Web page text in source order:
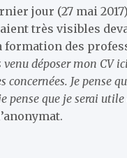
jour (27 mai
très visibles
des
venu déposer mon CV
concernées. Je pense
que je serai utile